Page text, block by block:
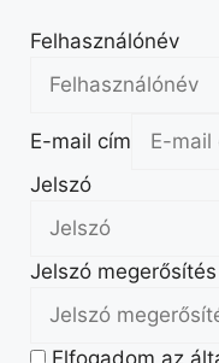
Felhasználónév
E-mail cím
Jelszó
Jelszó megerősítés
Elfogadom az